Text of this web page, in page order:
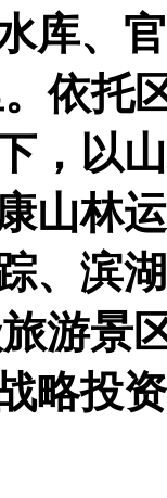
库、
。依托
，以
山林
、滨
游景
略投